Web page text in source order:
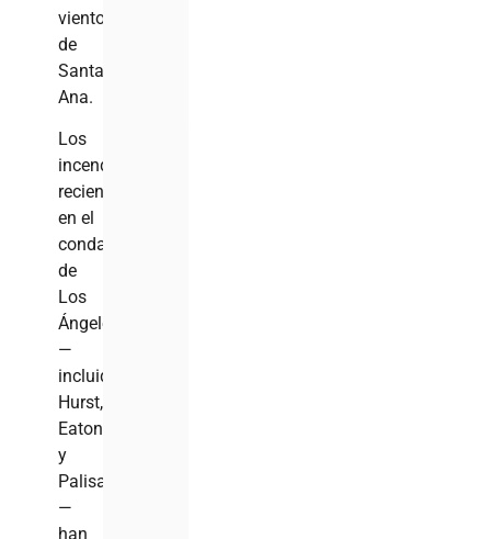
vientos
de
Santa
Ana.
Los
incendios
recientes
en el
condado
de
Los
Ángeles
—
incluidos
Hurst,
Eaton
y
Palisades
—
han